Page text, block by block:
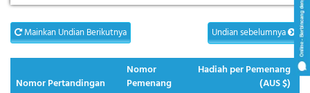
Mainkan Undian Berikutnya Undian sebelumnya
Nomor Pertandingan
Nomor
Pemenang
Hadiah per Pemenang
(AUS $)